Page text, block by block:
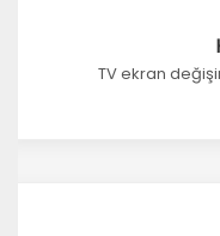
TV ekran